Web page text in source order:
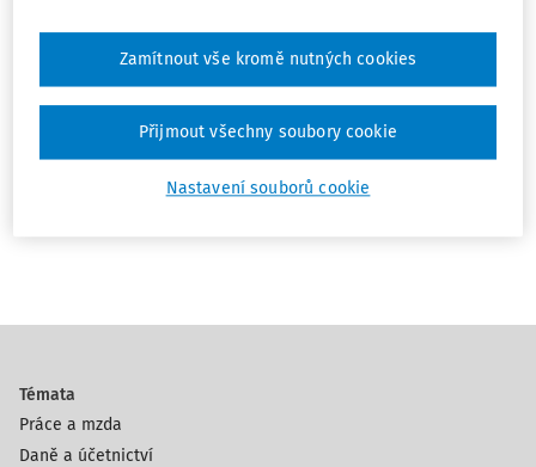
AI v náboru: Co automatizovat a co
Ing. Lenka Farkačová Říhová Ph.D.
Vydáno:
Délka:
Témata
Práce a mzda
Daně a účetnictví
Nastavení souborů cookie
Zamítnout vše kromě nutných cookies
Přijmout všechny soubory cookie